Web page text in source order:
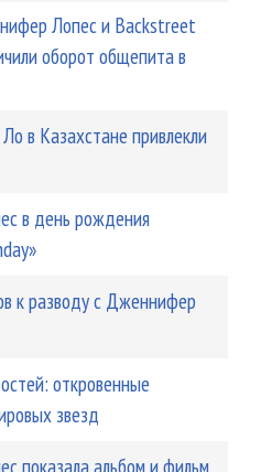
Лопес и Backstreet
оборот общепита в
в Казахстане привлекли
в день рождения
к разводу с Дженнифер
откровенные
звезд
показала альбом и фильм